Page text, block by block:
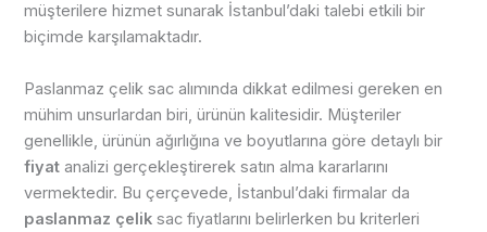
müşterilere hizmet sunarak İstanbul’daki talebi etkili bir
biçimde karşılamaktadır.
Paslanmaz çelik sac alımında dikkat edilmesi gereken en
mühim unsurlardan biri, ürünün kalitesidir. Müşteriler
genellikle, ürünün ağırlığına ve boyutlarına göre detaylı bir
fiyat analizi gerçekleştirerek satın alma kararlarını
vermektedir. Bu çerçevede, İstanbul’daki firmalar da
paslanmaz çelik sac fiyatlarını belirlerken bu kriterleri